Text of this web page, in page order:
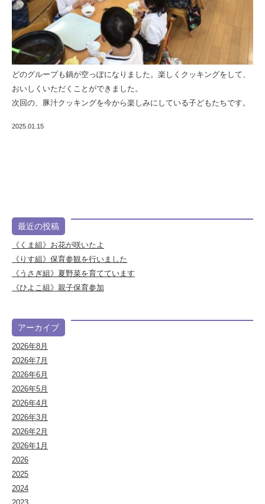
どのグループも鍋が空っぽになりました。楽しくクッキングをして、
おいしくいただくことができました。
次回の、豚汁クッキングを今から楽しみにしている子どもたちです。
2025.01.15
最近の投稿
《くま組》お花が咲いたよ
《りす組》保育参観を行いました
《うさぎ組》夏野菜を育てています
《ひよこ組》親子保育参加
アーカイブ
2026年8月
2026年7月
2026年6月
2026年5月
2026年4月
2026年3月
2026年2月
2026年1月
2026
2025
2024